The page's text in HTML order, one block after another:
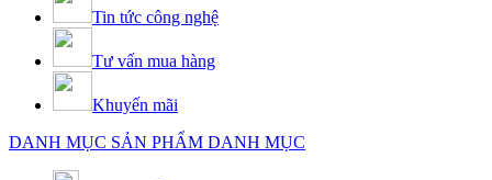
Tin tức công nghệ
Tư vấn mua hàng
Khuyến mãi
DANH MỤC SẢN PHẨM DANH MỤC